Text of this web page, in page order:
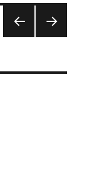
ERIO ĂTO